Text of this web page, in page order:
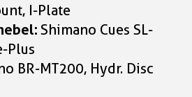
I-Plate
Shimano Cues SL-
Plus
BR-MT200, Hydr. Disc